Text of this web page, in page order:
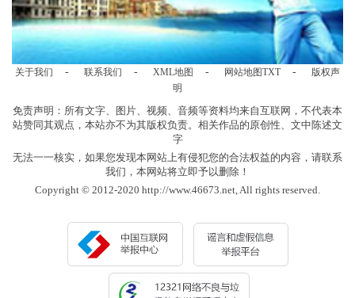
关于我们 - 联系我们 - XML地图 - 网站地图TXT -
版权声
明
免责声明：所有文字、图片、视频、音频等资料均来自互联网，不代表本
站赞同其观点，本站亦不为其版权负责。相关作品的原创性、文中陈述文
字
无法一一核实，如果您发现本网站上有侵犯您的合法权益的内容，请联系
我们，本网站将立即予以删除！
Copyright © 2012-2020 http://www.46673.net, All rights reserved.